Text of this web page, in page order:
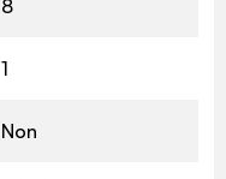
8
1
Non